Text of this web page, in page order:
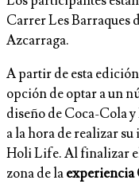
Carrer Les Barraques
Azcarraga.
A partir de esta
opción de optar a un
diseño de Coca-Cola
a la hora de realizar
Holi Life. Al finalizar
zona de laexperiencia